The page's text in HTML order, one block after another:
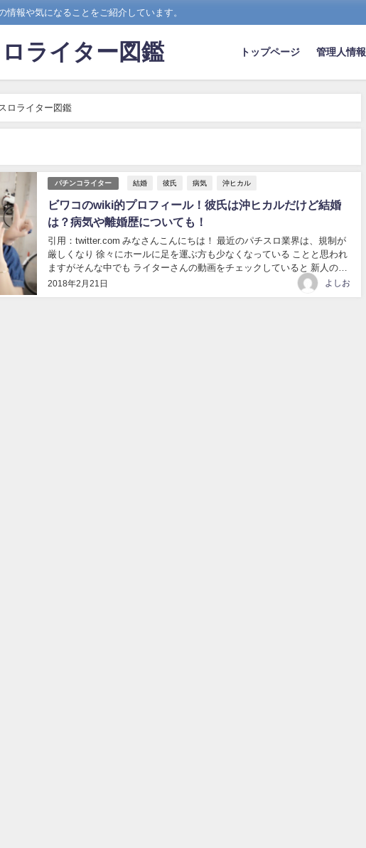
報や気になることをご紹介しています。
ライター図鑑 トップページ 管理人情報
ロライター図鑑
パチンコライター 結婚 彼氏 病気 沖ヒカル
ビワコのwiki的プロフィール！彼氏は沖ヒカルだけど結婚
は？病気や離婚歴についても！
2018年2月21日
引用：twitter.com みなさんこんにちは！ 最近のパチスロ業界は、規制が
厳しくなり 徐々にホールに足を運ぶ方も少なくなっている ことと思われ
ますがそんな中でも ライターさんの動画をチェックしていると 新人の方
がかなり増えて来ています！ 最近では、新人のライターさんの中でも 特
よしお